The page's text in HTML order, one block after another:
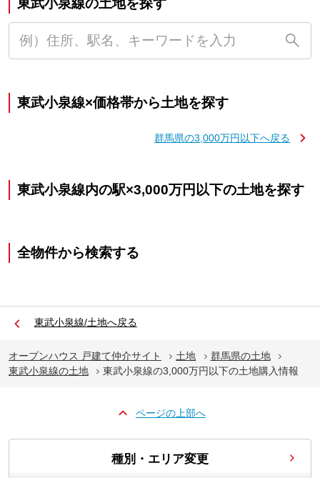
東武小泉線の土地を探す
東武小泉線×価格帯から土地を探す
群馬県の3,000万円以下へ戻る
東武小泉線内の駅×3,000万円以下の土地を探す
全物件から検索する
東武小泉線/土地へ戻る
オープンハウス 戸建て仲介サイト 土地
群馬県の土地
東武小泉線の土地
東武小泉線の3,000万円以下の土地購入情報
ページの上部へ
種別・エリア変更